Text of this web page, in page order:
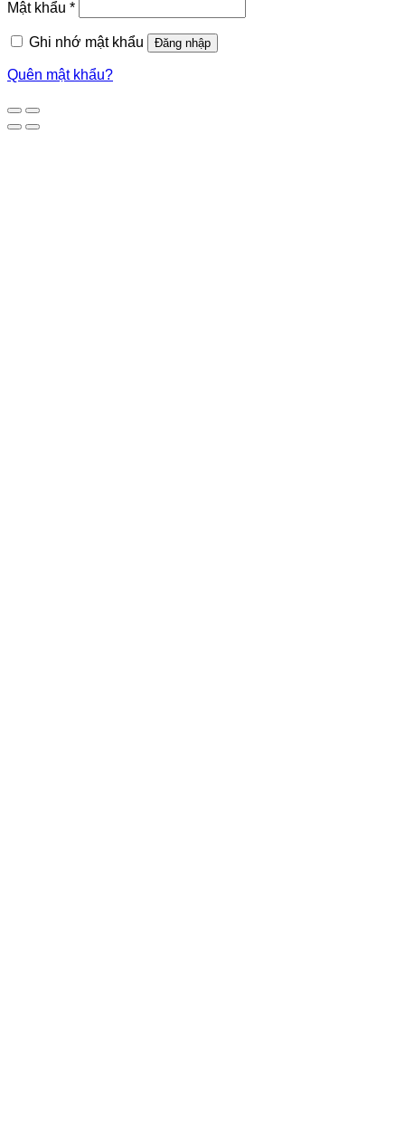
Mật khẩu *
Ghi nhớ mật khẩu Đăng nhập
Quên mật khẩu?